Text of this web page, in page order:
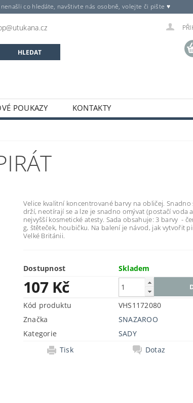
nenašli co hledáte, navštivte nás osobně, volejte či pište ♥
POUKAZY KONTAKTY
Velice kvalitní koncentrované barvy na obličej.
drží, neotírají se a lze je snadno omývat (postačí voda
nejvyšší kosmetické atesty. Sada obsahuje: 3 barvy -
g, štěteček, houbičku. Na balení je návod, jak vytvořit
Velké Británii.
Dostupnost Skladem
107 Kč
Kód produktu
VHS1172080
Značka
SNAZAROO
Kategorie
SADY
Tisk
Dotaz